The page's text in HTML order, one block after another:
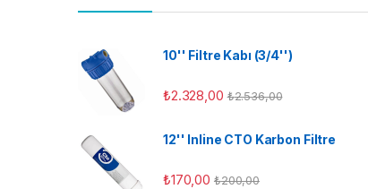
10'' Filtre Kabı (3/4'')
₺2.328,00 ₺2.536,00
12'' Inline CTO Karbon Filtre
₺170,00 ₺200,00